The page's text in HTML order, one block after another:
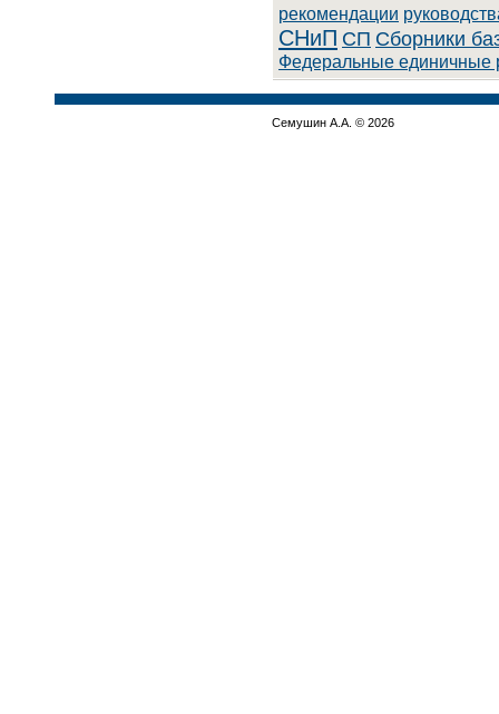
рекомендации
СНиП СП Сборники
Федеральные единичные
Семушин А.А. © 2026